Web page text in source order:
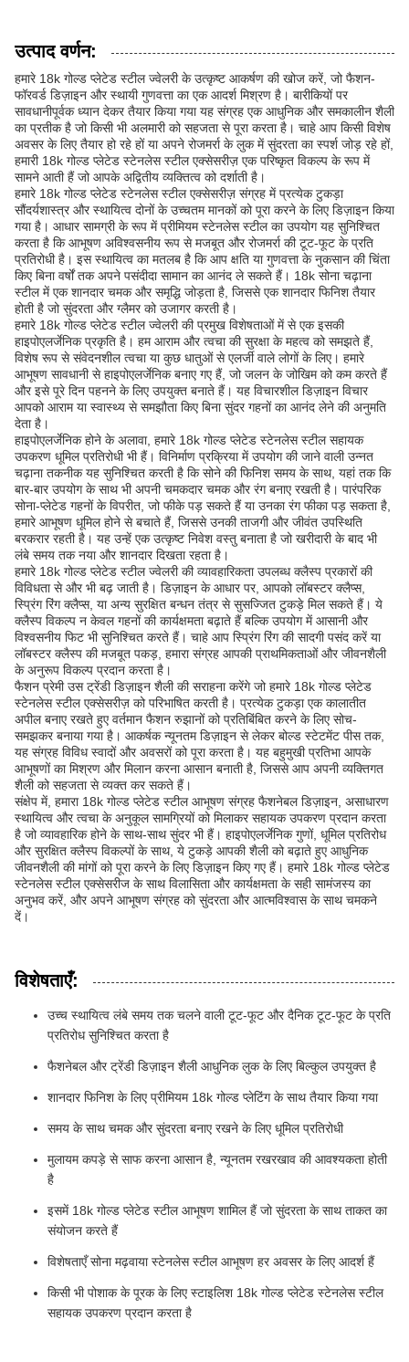
उत्पाद वर्णन:
हमारे 18k गोल्ड प्लेटेड स्टील ज्वेलरी के उत्कृष्ट आकर्षण की खोज करें, जो फैशन-
फॉरवर्ड डिज़ाइन और स्थायी गुणवत्ता का एक आदर्श मिश्रण है। बारीकियों पर
सावधानीपूर्वक ध्यान देकर तैयार किया गया यह संग्रह एक आधुनिक और समकालीन शैली
का प्रतीक है जो किसी भी अलमारी को सहजता से पूरा करता है। चाहे आप किसी विशेष
अवसर के लिए तैयार हो रहे हों या अपने रोजमर्रा के लुक में सुंदरता का स्पर्श जोड़ रहे हों,
हमारी 18k गोल्ड प्लेटेड स्टेनलेस स्टील एक्सेसरीज़ एक परिष्कृत विकल्प के रूप में
सामने आती हैं जो आपके अद्वितीय व्यक्तित्व को दर्शाती है।
हमारे 18k गोल्ड प्लेटेड स्टेनलेस स्टील एक्सेसरीज़ संग्रह में प्रत्येक टुकड़ा
सौंदर्यशास्त्र और स्थायित्व दोनों के उच्चतम मानकों को पूरा करने के लिए डिज़ाइन किया
गया है। आधार सामग्री के रूप में प्रीमियम स्टेनलेस स्टील का उपयोग यह सुनिश्चित
करता है कि आभूषण अविश्वसनीय रूप से मजबूत और रोजमर्रा की टूट-फूट के प्रति
प्रतिरोधी है। इस स्थायित्व का मतलब है कि आप क्षति या गुणवत्ता के नुकसान की चिंता
किए बिना वर्षों तक अपने पसंदीदा सामान का आनंद ले सकते हैं। 18k सोना चढ़ाना
स्टील में एक शानदार चमक और समृद्धि जोड़ता है, जिससे एक शानदार फिनिश तैयार
होती है जो सुंदरता और ग्लैमर को उजागर करती है।
हमारे 18k गोल्ड प्लेटेड स्टील ज्वेलरी की प्रमुख विशेषताओं में से एक इसकी
हाइपोएलर्जेनिक प्रकृति है। हम आराम और त्वचा की सुरक्षा के महत्व को समझते हैं,
विशेष रूप से संवेदनशील त्वचा या कुछ धातुओं से एलर्जी वाले लोगों के लिए। हमारे
आभूषण सावधानी से हाइपोएलर्जेनिक बनाए गए हैं, जो जलन के जोखिम को कम करते हैं
और इसे पूरे दिन पहनने के लिए उपयुक्त बनाते हैं। यह विचारशील डिज़ाइन विचार
आपको आराम या स्वास्थ्य से समझौता किए बिना सुंदर गहनों का आनंद लेने की अनुमति
देता है।
हाइपोएलर्जेनिक होने के अलावा, हमारे 18k गोल्ड प्लेटेड स्टेनलेस स्टील सहायक
उपकरण धूमिल प्रतिरोधी भी हैं। विनिर्माण प्रक्रिया में उपयोग की जाने वाली उन्नत
चढ़ाना तकनीक यह सुनिश्चित करती है कि सोने की फिनिश समय के साथ, यहां तक ​​कि
बार-बार उपयोग के साथ भी अपनी चमकदार चमक और रंग बनाए रखती है। पारंपरिक
सोना-प्लेटेड गहनों के विपरीत, जो फीके पड़ सकते हैं या उनका रंग फीका पड़ सकता है,
हमारे आभूषण धूमिल होने से बचाते हैं, जिससे उनकी ताजगी और जीवंत उपस्थिति
बरकरार रहती है। यह उन्हें एक उत्कृष्ट निवेश वस्तु बनाता है जो खरीदारी के बाद भी
लंबे समय तक नया और शानदार दिखता रहता है।
हमारे 18k गोल्ड प्लेटेड स्टील ज्वेलरी की व्यावहारिकता उपलब्ध क्लैस्प प्रकारों की
विविधता से और भी बढ़ जाती है। डिज़ाइन के आधार पर, आपको लॉबस्टर क्लैप्स,
स्प्रिंग रिंग क्लैप्स, या अन्य सुरक्षित बन्धन तंत्र से सुसज्जित टुकड़े मिल सकते हैं। ये
क्लैस्प विकल्प न केवल गहनों की कार्यक्षमता बढ़ाते हैं बल्कि उपयोग में आसानी और
विश्वसनीय फिट भी सुनिश्चित करते हैं। चाहे आप स्प्रिंग रिंग की सादगी पसंद करें या
लॉबस्टर क्लैस्प की मजबूत पकड़, हमारा संग्रह आपकी प्राथमिकताओं और जीवनशैली
के अनुरूप विकल्प प्रदान करता है।
फैशन प्रेमी उस ट्रेंडी डिज़ाइन शैली की सराहना करेंगे जो हमारे 18k गोल्ड प्लेटेड
स्टेनलेस स्टील एक्सेसरीज़ को परिभाषित करती है। प्रत्येक टुकड़ा एक कालातीत
अपील बनाए रखते हुए वर्तमान फैशन रुझानों को प्रतिबिंबित करने के लिए सोच-
समझकर बनाया गया है। आकर्षक न्यूनतम डिज़ाइन से लेकर बोल्ड स्टेटमेंट पीस तक,
यह संग्रह विविध स्वादों और अवसरों को पूरा करता है। यह बहुमुखी प्रतिभा आपके
आभूषणों का मिश्रण और मिलान करना आसान बनाती है, जिससे आप अपनी व्यक्तिगत
शैली को सहजता से व्यक्त कर सकते हैं।
संक्षेप में, हमारा 18k गोल्ड प्लेटेड स्टील आभूषण संग्रह फैशनेबल डिज़ाइन, असाधारण
स्थायित्व और त्वचा के अनुकूल सामग्रियों को मिलाकर सहायक उपकरण प्रदान करता
है जो व्यावहारिक होने के साथ-साथ सुंदर भी हैं। हाइपोएलर्जेनिक गुणों, धूमिल प्रतिरोध
और सुरक्षित क्लैस्प विकल्पों के साथ, ये टुकड़े आपकी शैली को बढ़ाते हुए आधुनिक
जीवनशैली की मांगों को पूरा करने के लिए डिज़ाइन किए गए हैं। हमारे 18k गोल्ड प्लेटेड
स्टेनलेस स्टील एक्सेसरीज के साथ विलासिता और कार्यक्षमता के सही सामंजस्य का
अनुभव करें, और अपने आभूषण संग्रह को सुंदरता और आत्मविश्वास के साथ चमकने
दें।
विशेषताएँ:
उच्च स्थायित्व लंबे समय तक चलने वाली टूट-फूट और दैनिक टूट-फूट के प्रति
प्रतिरोध सुनिश्चित करता है
फैशनेबल और ट्रेंडी डिज़ाइन शैली आधुनिक लुक के लिए बिल्कुल उपयुक्त है
शानदार फिनिश के लिए प्रीमियम 18k गोल्ड प्लेटिंग के साथ तैयार किया गया
समय के साथ चमक और सुंदरता बनाए रखने के लिए धूमिल प्रतिरोधी
मुलायम कपड़े से साफ करना आसान है, न्यूनतम रखरखाव की आवश्यकता होती
है
इसमें 18k गोल्ड प्लेटेड स्टील आभूषण शामिल हैं जो सुंदरता के साथ ताकत का
संयोजन करते हैं
विशेषताएँ सोना मढ़वाया स्टेनलेस स्टील आभूषण हर अवसर के लिए आदर्श हैं
किसी भी पोशाक के पूरक के लिए स्टाइलिश 18k गोल्ड प्लेटेड स्टेनलेस स्टील
सहायक उपकरण प्रदान करता है